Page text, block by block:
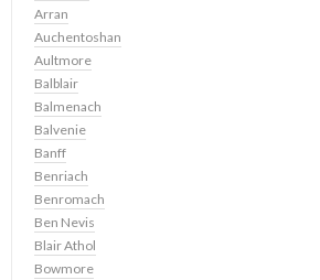
Arran
Auchentoshan
Aultmore
Balblair
Balmenach
Balvenie
Banff
Benriach
Benromach
Ben Nevis
Blair Athol
Bowmore